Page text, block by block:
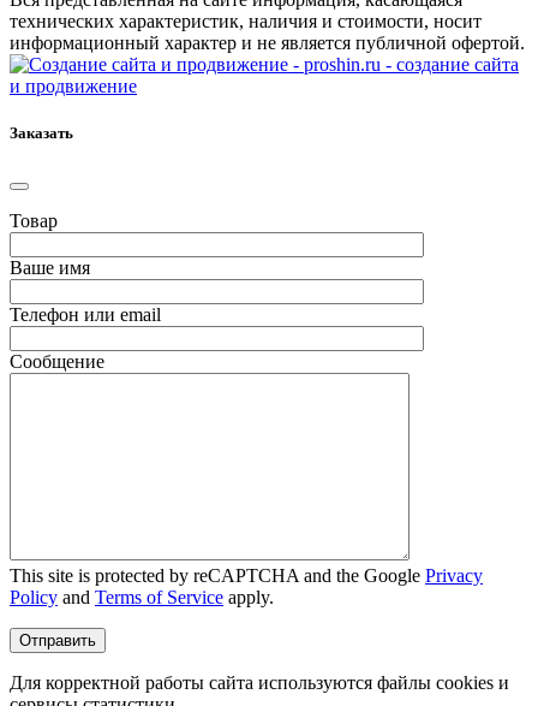
технических характеристик, наличия и стоимости, носит
информационный характер и не является публичной офертой.
- создание сайта
и продвижение
Заказать
Товар
Ваше имя
Телефон или email
Сообщение
This site is protected by reCAPTCHA and the Google Privacy
Policy and Terms of Service apply.
Для корректной работы сайта используются файлы cookies и